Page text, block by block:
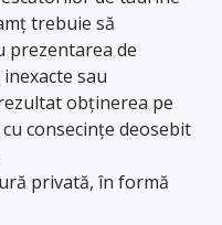
trebuie să
prezentarea de
sau
obținerea pe
consecințe deosebit
privată, în formă